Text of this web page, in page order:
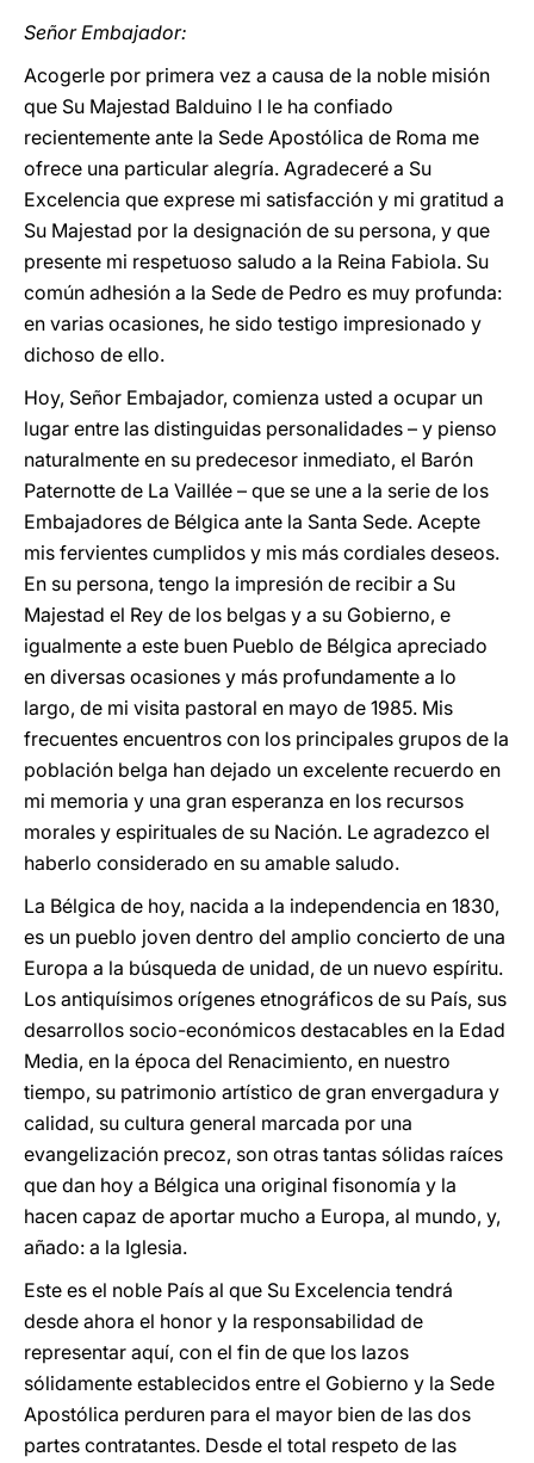
Señor Embajador:
Acogerle por primera vez a causa de la noble misión
que Su Majestad Balduino I le ha confiado
recientemente ante la Sede Apostólica de Roma me
ofrece una particular alegría. Agradeceré a Su
Excelencia que exprese mi satisfacción y mi gratitud a
Su Majestad por la designación de su persona, y que
presente mi respetuoso saludo a la Reina Fabiola. Su
común adhesión a la Sede de Pedro es muy profunda:
en varias ocasiones, he sido testigo impresionado y
dichoso de ello.
Hoy, Señor Embajador, comienza usted a ocupar un
lugar entre las distinguidas personalidades – y pienso
naturalmente en su predecesor inmediato, el Barón
Paternotte de La Vaillée – que se une a la serie de los
Embajadores de Bélgica ante la Santa Sede. Acepte
mis fervientes cumplidos y mis más cordiales deseos.
En su persona, tengo la impresión de recibir a Su
Majestad el Rey de los belgas y a su Gobierno, e
igualmente a este buen Pueblo de Bélgica apreciado
en diversas ocasiones y más profundamente a lo
largo, de mi visita pastoral en mayo de 1985. Mis
frecuentes encuentros con los principales grupos de la
población belga han dejado un excelente recuerdo en
mi memoria y una gran esperanza en los recursos
morales y espirituales de su Nación. Le agradezco el
haberlo considerado en su amable saludo.
La Bélgica de hoy, nacida a la independencia en 1830,
es un pueblo joven dentro del amplio concierto de una
Europa a la búsqueda de unidad, de un nuevo espíritu.
Los antiquísimos orígenes etnográficos de su País, sus
desarrollos socio-económicos destacables en la Edad
Media, en la época del Renacimiento, en nuestro
tiempo, su patrimonio artístico de gran envergadura y
calidad, su cultura general marcada por una
evangelización precoz, son otras tantas sólidas raíces
que dan hoy a Bélgica una original fisonomía y la
hacen capaz de aportar mucho a Europa, al mundo, y,
añado: a la Iglesia.
Este es el noble País al que Su Excelencia tendrá
desde ahora el honor y la responsabilidad de
representar aquí, con el fin de que los lazos
sólidamente establecidos entre el Gobierno y la Sede
Apostólica perduren para el mayor bien de las dos
partes contratantes. Desde el total respeto de las